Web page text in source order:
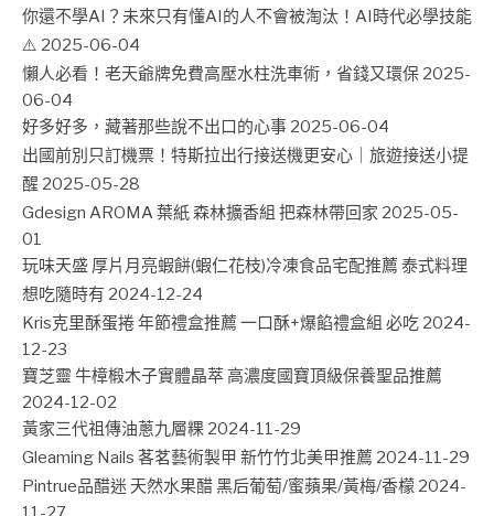
你還不學AI？未來只有懂AI的人不會被淘汰！AI時代必學技能
⚠️ 2025-06-04
懶人必看！老天爺牌免費高壓水柱洗車術，省錢又環保 2025-
06-04
好多好多，藏著那些說不出口的心事 2025-06-04
出國前別只訂機票！特斯拉出行接送機更安心｜旅遊接送小提
醒 2025-05-28
Gdesign AROMA 葉紙 森林擴香組 把森林帶回家 2025-05-
01
玩味天盛 厚片月亮蝦餅(蝦仁花枝)冷凍食品宅配推薦 泰式料理
想吃隨時有 2024-12-24
Kris克里酥蛋捲 年節禮盒推薦 一口酥+爆餡禮盒組 必吃 2024-
12-23
寶芝靈 牛樟椴木子實體晶萃 高濃度國寶頂級保養聖品推薦
2024-12-02
黃家三代祖傳油蔥九層粿 2024-11-29
Gleaming Nails 茖茗藝術製甲 新竹竹北美甲推薦 2024-11-29
Pintrue品醋迷 天然水果醋 黑后葡萄/蜜蘋果/黃梅/香檬 2024-